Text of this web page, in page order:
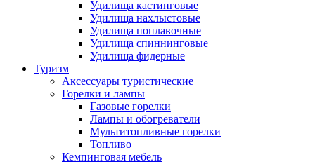
Удилища кастинговые
Удилища нахлыстовые
Удилища поплавочные
Удилища спиннинговые
Удилища фидерные
Туризм
Аксессуары туристические
Горелки и лампы
Газовые горелки
Лампы и обогреватели
Мультитопливные горелки
Топливо
Кемпинговая мебель